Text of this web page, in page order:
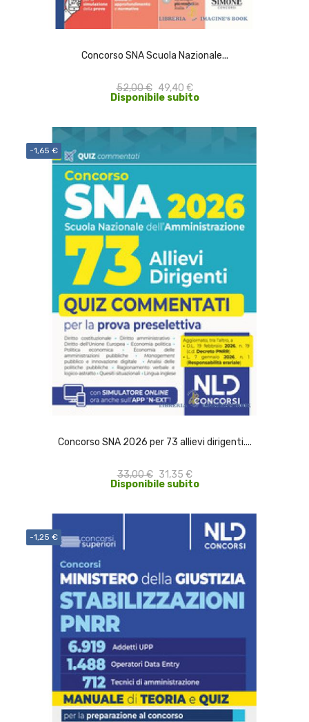
Concorso SNA Scuola Nazionale...
52,00 € 49,40 €
Disponibile subito
-1,65 €
Concorso SNA 2026 per 73 allievi dirigenti....
33,00 € 31,35 €
Disponibile subito
-1,25 €